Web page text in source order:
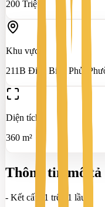
200 Triệu
Khu vực
211B Điện Biên Phủ,
Diện tích
360 m²
Thông tin mô tả
- Kết cấu: 1 trệt, 1 lầu